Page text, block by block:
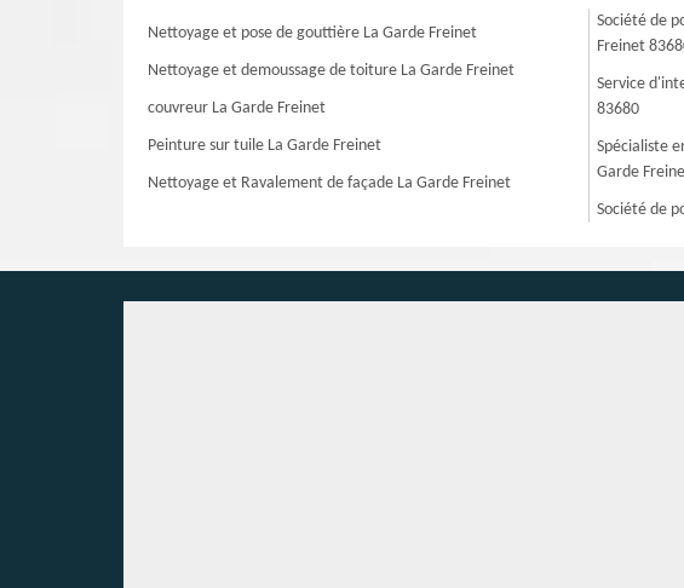
Nettoyage et pose de gouttière La Garde Freinet
Nettoyage et demoussage de toiture La Garde Freinet
couvreur La Garde Freinet
Peinture sur tuile La Garde Freinet
Nettoyage et Ravalement de façade La Garde Freinet
Société de
Freinet
Service
83680
Spécialiste
Garde
Société de